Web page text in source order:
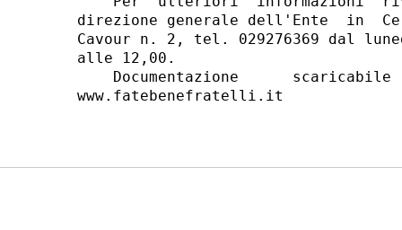
direzione generale dell'Ente  in
Cavour n. 2, tel. 029276369 dal
alle 12,00.
Documentazione      scaricabile
www.fatebenefratelli.it